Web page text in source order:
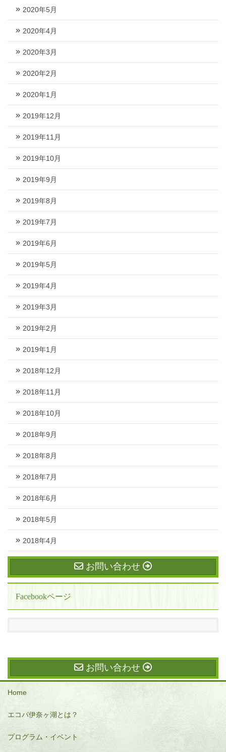
2020年5月
2020年4月
2020年3月
2020年2月
2020年1月
2019年12月
2019年11月
2019年10月
2019年9月
2019年8月
2019年7月
2019年6月
2019年5月
2019年4月
2019年3月
2019年2月
2019年1月
2018年12月
2018年11月
2018年10月
2018年9月
2018年8月
2018年7月
2018年6月
2018年5月
2018年4月
お問い合わせ
Facebookページ
お問い合わせ
Home
エコパ伊奈ヶ湖とは？
プログラム・イベント